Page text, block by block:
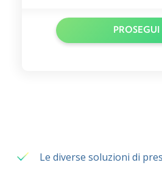
PROSEGUI
Le diverse soluzioni di